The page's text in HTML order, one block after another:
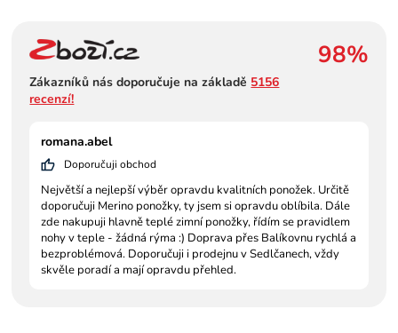
98%
Zákazníků nás doporučuje na základě 5156
recenzí!
romana.abel
Doporučuji obchod
Největší a nejlepší výběr opravdu kvalitních ponožek. Určitě
doporučuji Merino ponožky, ty jsem si opravdu oblíbila. Dále
zde nakupuji hlavně teplé zimní ponožky, řídím se pravidlem
nohy v teple - žádná rýma :) Doprava přes Balíkovnu rychlá a
bezproblémová. Doporučuji i prodejnu v Sedlčanech, vždy
skvěle poradí a mají opravdu přehled.